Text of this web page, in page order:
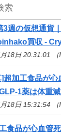
22日 00:50:38 （
3週の仮想通貨
買収 -
18日 20:31:01 （
]超加工食品が
1薬は体重
18日 15:31:54 （
食品が心血管